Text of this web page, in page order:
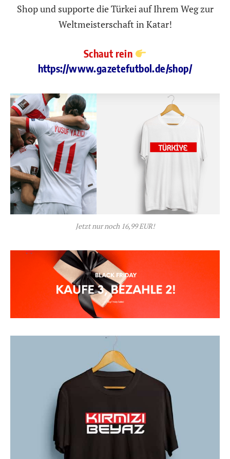
Shop und supporte die Türkei auf Ihrem Weg zur
Weltmeisterschaft in Katar!
Schaut rein
https://www.gazetefutbol.de/shop/
Jetzt nur noch 16,99 EUR!